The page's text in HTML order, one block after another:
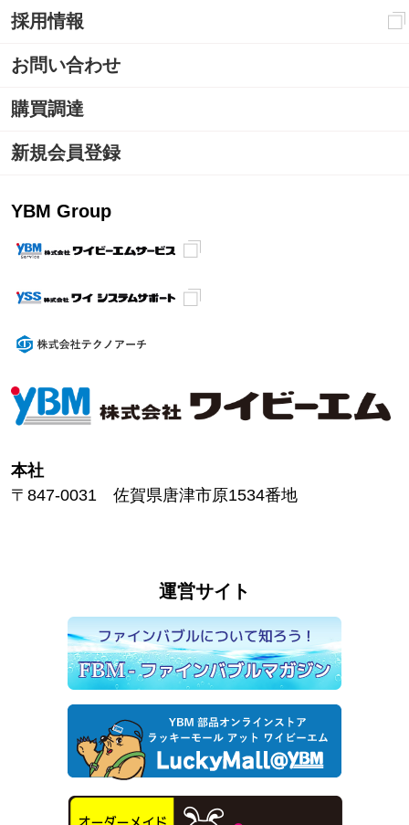
採用情報
お問い合わせ
購買調達
新規会員登録
YBM Group
本社
〒847-0031 佐賀県唐津市原1534番地
運営サイト